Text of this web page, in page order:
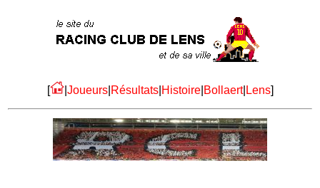
[ | Joueurs| Résultats| Histoire| Bollaert| Lens]